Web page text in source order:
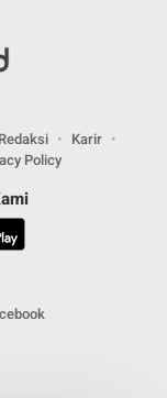
Redaksi
Karir
Policy